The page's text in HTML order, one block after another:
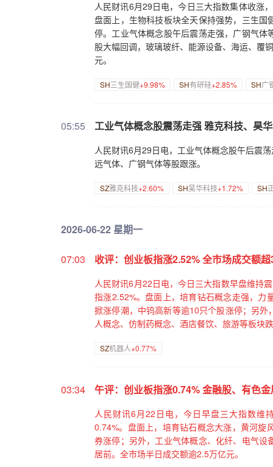
人民财讯6月29日电，今日三大指数集体收涨
盘面上，生物科技板块全天保持强势，三生
停。工业气体概念股午后震荡走强，广钢气
股大幅回调，玻璃玻纤、能源设备、海运、覆
元。
SH三生国健+9.98% SH有研硅+2.85% SH广
05:55 工业气体概念股震荡走强 雅克科技、昊
人民财讯6月29日电，工业气体概念股午后震
远气体、广钢气体等股跟涨。
SZ雅克科技+2.60% SH昊华科技+1.72% SH
2026-06-22 星期一
07:03 收评：创业板指涨2.52% 全市场成交额
人民财讯6月22日电，今日三大指数早盘维持
指涨2.52%。盘面上，培育钻石概念走强，力
掀涨停潮，中钨高新等逾10只个股涨停；另
人概念、仿制药概念、酒店餐饮、旅游等板块
SZ机器人+0.77%
03:34 午评：创业板指涨0.74% 金融股、有色
人民财讯6月22日电，今日早盘三大指数维
0.74%。盘面上，培育钻石概念大涨，黄河旋
券涨停；另外，工业气体概念、化纤、电气
居前。全市场半日成交额逾2.5万亿元。